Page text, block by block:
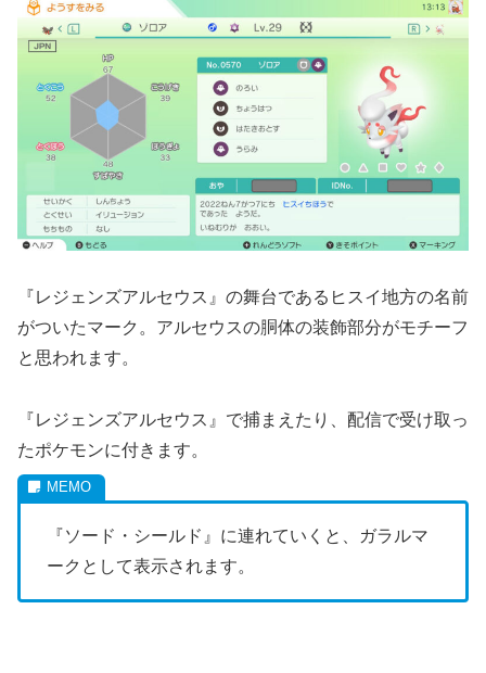
『レジェンズアルセウス』の舞台であるヒスイ地方の名前
がついたマーク。アルセウスの胴体の装飾部分がモチーフ
と思われます。
『レジェンズアルセウス』で捕まえたり、配信で受け取っ
たポケモンに付きます。
『ソード・シールド』に連れていくと、ガラルマ
ークとして表示されます。